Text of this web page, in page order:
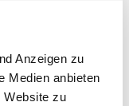
Anzeigen zu
Medien anbieten
Website zu
verteilt oder zu
»gerettet«.
wird der